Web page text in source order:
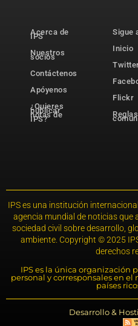
Acerca de
IPS
Nuestros
socios
Contáctenos
Apóyenos
¿Quieres
publicar
notas de
IPS?
Sigue
Inicio
Flickr
IPS es una institución
agencia mundial de noticias que
sociedad civil sobre desarrollo,
ambiente. Copyright © 2025
derechos
IPS es la única organización
personal y corresponsales en
países
Desarrollo &